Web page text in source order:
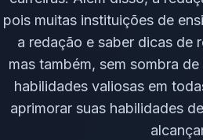
pois muitas instituições de
a redação e saber dicas de
mas também, sem sombra
habilidades valiosas em
aprimorar suas habilidades